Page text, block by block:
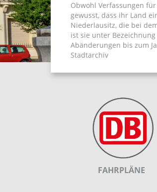
Obwohl Verfassungen
gewusst, dass ihr Land
Niederlausitz, die bei
ist sie unter
Abänderungen bis zum
Stadtarchiv
FAHRPLÄNE